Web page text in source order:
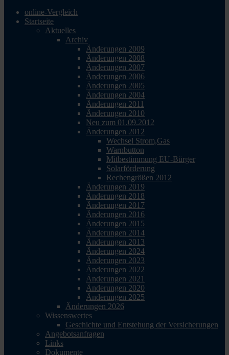
online-Vergleich
Startseite
Aktuelles
Archiv
Änderungen 2009
Änderungen 2008
Änderungen 2007
Änderungen 2006
Änderungen 2005
Änderungen 2004
Änderungen 2011
Änderungen 2010
Neu zum 01.09.2012
Änderungen 2012
Wechsel Strom,Gas
Warnbutton
Mitbestimmung EU-Bürger
Solarförderung
Rechengrößen 2012
Änderungen 2019
Änderungen 2018
Änderungen 2017
Änderungen 2016
Änderungen 2015
Änderungen 2014
Änderungen 2013
Änderungen 2024
Änderungen 2023
Änderungen 2022
Änderungen 2021
Änderungen 2020
Änderungen 2025
Änderungen 2026
Wissenswertes
Geschichte und Entstehung der Versicherungen
Angebotsanfragen
Links
Dokumente